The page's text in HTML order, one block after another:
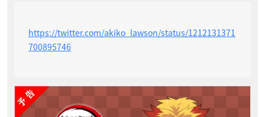
https://twitter.com/akiko_lawson/status/1212131371
700895746